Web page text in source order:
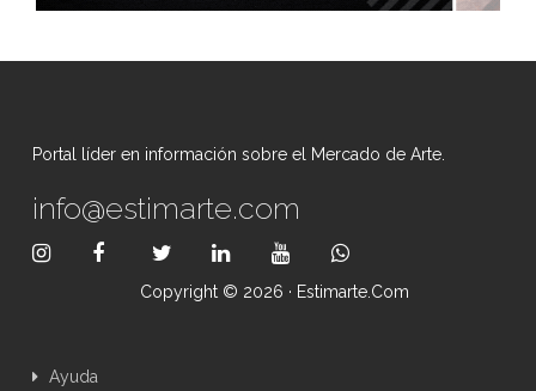
Portal líder en información sobre el Mercado de Arte.
info@estimarte.com
Copyright © 2026 · Estimarte.com
Ayuda